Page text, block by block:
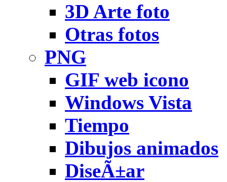
3D Arte foto
Otras fotos
PNG
GIF web icono
Windows Vista
Tiempo
Dibujos animados
DiseÃ±ar